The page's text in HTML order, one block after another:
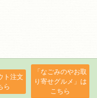
ト注文
ら
「なごみのやお取
り寄せグルメ」は
こちら